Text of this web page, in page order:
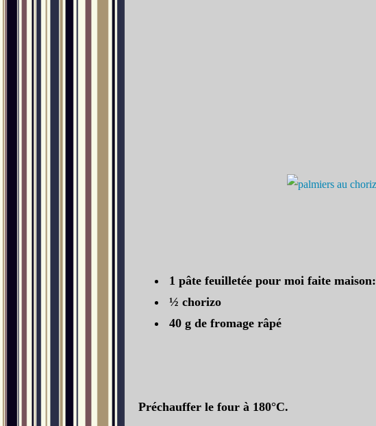
1 pâte feuilletée pour moi faite maison:
½ chorizo
40 g de fromage râpé
Préchauffer le four à 180°C.